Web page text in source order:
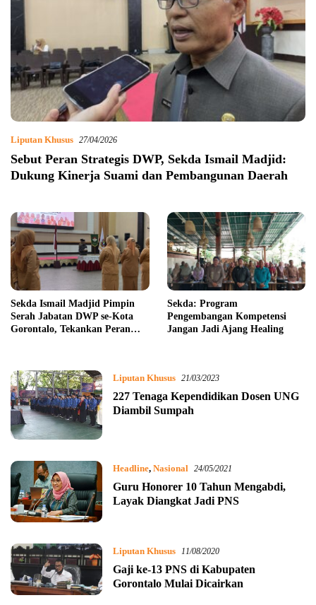
Liputan Khusus 27/04/2026
Sebut Peran Strategis DWP, Sekda Ismail Madjid:
Dukung Kinerja Suami dan Pembangunan Daerah
Sekda Ismail Madjid Pimpin
Serah Jabatan DWP se-Kota
Gorontalo, Tekankan Peran
Sekda: Program
Pengembangan Kompetensi
Jangan Jadi Ajang Healing
Liputan Khusus 21/03/2023
227 Tenaga Kependidikan Dosen UNG
Diambil Sumpah
Headline, Nasional 24/05/2021
Guru Honorer 10 Tahun Mengabdi,
Layak Diangkat Jadi PNS
Liputan Khusus 11/08/2020
Gaji ke-13 PNS di Kabupaten
Gorontalo Mulai Dicairkan